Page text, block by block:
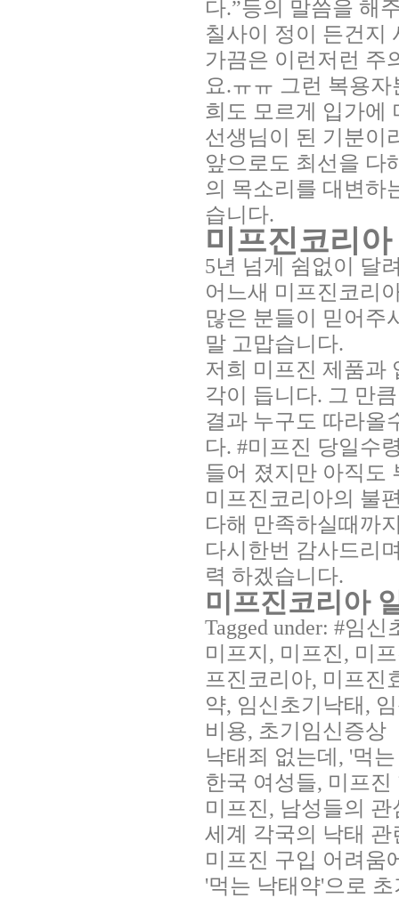
다.”등의 말씀을 해
칠사이 정이 든건지
가끔은 이런저런 주
요.ㅠㅠ 그런 복용
희도 모르게 입가에
선생님이 된 기분이
앞으로도 최선을 다
의 목소리를 대변하
습니다.
미프진코리
5년 넘게 쉼없이 달
어느새 미프진코리
많은 분들이 믿어주
말 고맙습니다.
저희 미프진 제품과
각이 듭니다. 그 만
결과 누구도 따라올
다. #미프진 당일수
들어 졌지만 아직도
미프진코리아의 불
다해 만족하실때까
다시한번 감사드리
력 하겠습니다.
미프진코리아
Tagged under: #임
미프지, 미프진, 미
프진코리아, 미프진
약, 임신초기낙태,
비용, 초기임신증상
낙태죄 없는데, '먹
한국 여성들, 미프
미프진, 남성들의
세계 각국의 낙태 관
미프진 구입 어려움
'먹는 낙태약'으로